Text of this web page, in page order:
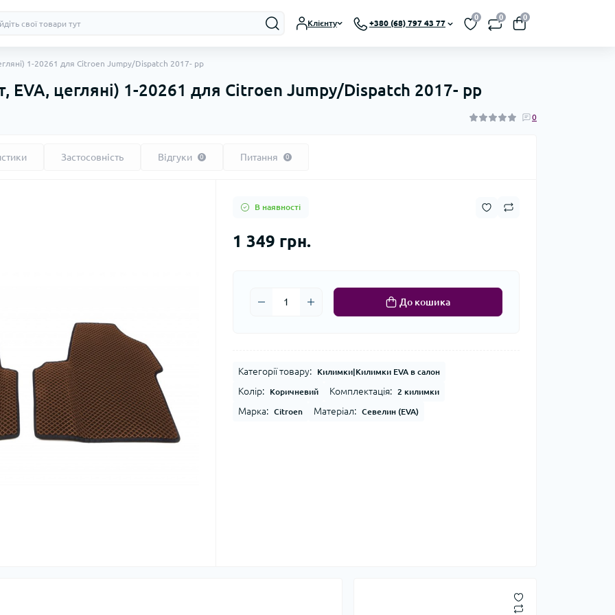
Клієнту +380 (68) 797 43 77
0 0 0
1-20261 для Citroen Jumpy/Dispatch 2017- рр
EVA, цегляні) 1-20261 для Citroen Jumpy/Dispatch 2017- рр
0
Застосовність Відгуки 0 Питання 0
В наявності
1 349 грн.
До кошика
Категорії товару: Килимки|Килимки EVA в салон
Колір: Коричневий Комплектація: 2 килимки
Марка: Citroen Матеріал: Севелин (EVA)